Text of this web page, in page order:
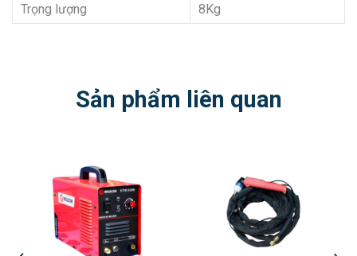
Trọng lượng 8Kg
Sản phẩm liên quan